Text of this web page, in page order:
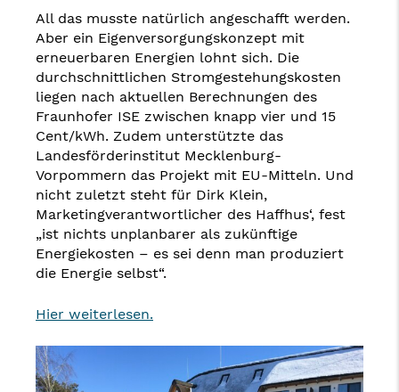
All das musste natürlich angeschafft werden.
Aber ein Eigenversorgungskonzept mit
erneuerbaren Energien lohnt sich. Die
durchschnittlichen Stromgestehungskosten
liegen nach aktuellen Berechnungen des
Fraunhofer ISE zwischen knapp vier und 15
Cent/kWh. Zudem unterstützte das
Landesförderinstitut Mecklenburg-
Vorpommern das Projekt mit EU-Mitteln. Und
nicht zuletzt steht für Dirk Klein,
Marketingverantwortlicher des Haffhus‘, fest
„ist nichts unplanbarer als zukünftige
Energiekosten – es sei denn man produziert
die Energie selbst“.
Hier weiterlesen.